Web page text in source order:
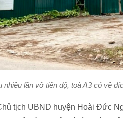
nhiều lần vỡ tiến độ, toà A3 có về
tịch UBND huyện Hoài Đức